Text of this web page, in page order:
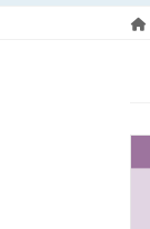
プ
動